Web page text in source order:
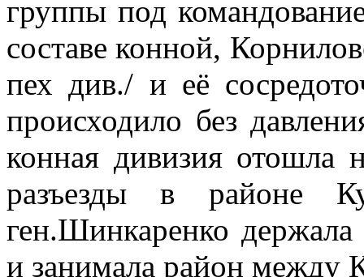
группы под
составе конной,
пех див./ и её
происходило без
конная дивизия отошла
разъезды в районе
ген.Шинкаренко
и занимала район между